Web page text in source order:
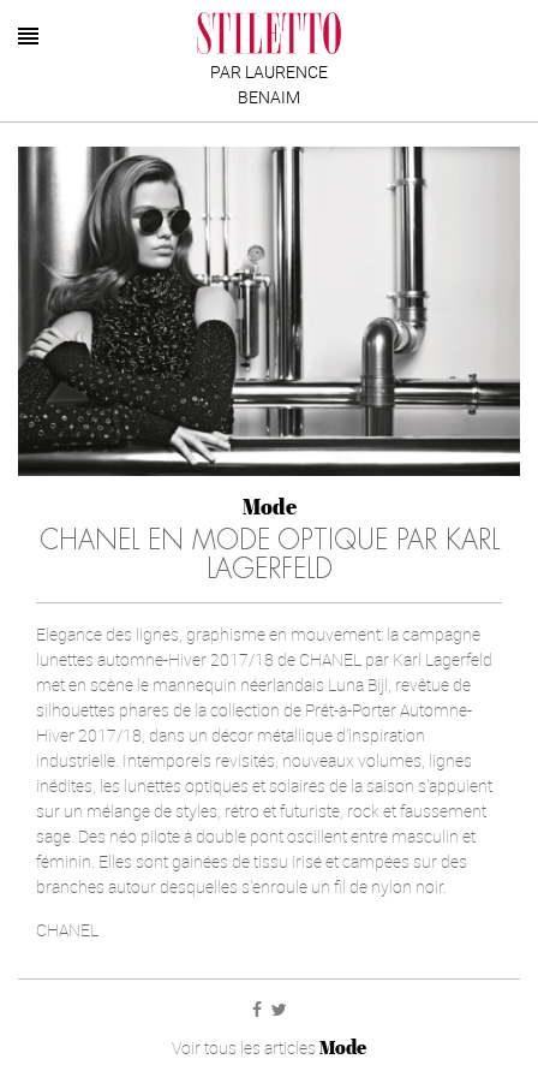
PAR LAURENCE
BENAIM
Mode
CHANEL EN MODE OPTIQUE PAR KARL
LAGERFELD
Elegance des lignes, graphisme en mouvement: la campagne
lunettes automne-Hiver 2017/18 de CHANEL par Karl Lagerfeld
met en scène le mannequin néerlandais Luna Bijl, revêtue de
silhouettes phares de la collection de Prêt-à-Porter Automne-
Hiver 2017/18, dans un décor métallique d'inspiration
industrielle. Intemporels revisités, nouveaux volumes, lignes
inédites, les lunettes optiques et solaires de la saison s'appuient
sur un mélange de styles, rétro et futuriste, rock et faussement
sage. Des néo pilote à double pont oscillent entre masculin et
féminin. Elles sont gainées de tissu irisé et campées sur des
branches autour desquelles s'enroule un fil de nylon noir.
CHANEL
Voir tous les articles Mode